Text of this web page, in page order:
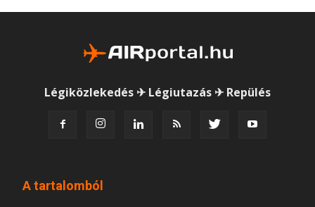
Légiközlekedés ✈ Légiutazás ✈ Repülés
A tartalomból